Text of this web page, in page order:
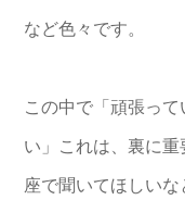
など色々です。
この中で「頑張っ
い」これは、裏に
座で聞いてほしいな